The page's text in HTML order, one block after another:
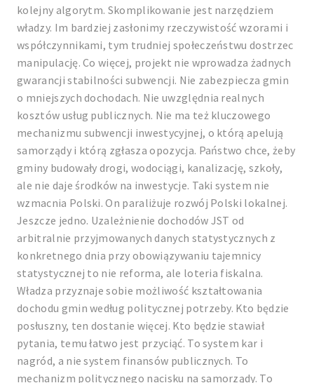
kolejny algorytm. Skomplikowanie jest narzędziem
władzy. Im bardziej zasłonimy rzeczywistość wzorami i
współczynnikami, tym trudniej społeczeństwu dostrzec
manipulację. Co więcej, projekt nie wprowadza żadnych
gwarancji stabilności subwencji. Nie zabezpiecza gmin
o mniejszych dochodach. Nie uwzględnia realnych
kosztów usług publicznych. Nie ma też kluczowego
mechanizmu subwencji inwestycyjnej, o którą apelują
samorządy i którą zgłasza opozycja. Państwo chce, żeby
gminy budowały drogi, wodociągi, kanalizację, szkoły,
ale nie daje środków na inwestycje. Taki system nie
wzmacnia Polski. On paraliżuje rozwój Polski lokalnej.
Jeszcze jedno. Uzależnienie dochodów JST od
arbitralnie przyjmowanych danych statystycznych z
konkretnego dnia przy obowiązywaniu tajemnicy
statystycznej to nie reforma, ale loteria fiskalna.
Władza przyznaje sobie możliwość kształtowania
dochodu gmin według politycznej potrzeby. Kto będzie
posłuszny, ten dostanie więcej. Kto będzie stawiał
pytania, temu łatwo jest przyciąć. To system kar i
nagród, a nie system finansów publicznych. To
mechanizm politycznego nacisku na samorządy. To